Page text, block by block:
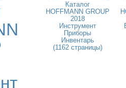
Каталог
HOFFMANN GROUP
2018
Инструмент
Приборы
Инвентарь
(1162 страницы)